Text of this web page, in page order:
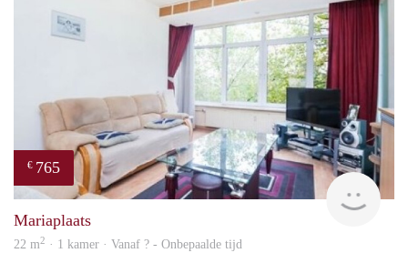
€ 765
Mariaplaats
22 m2 · 1 kamer · Vanaf ? - Onbepaalde tijd